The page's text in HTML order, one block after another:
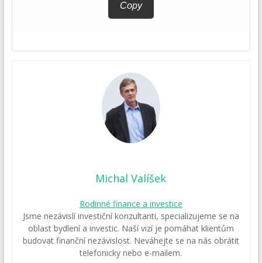
Copy
Michal Valíšek
Rodinné finance a investice
Jsme nezávislí investiční konzultanti, specializujeme se na
oblast bydlení a investic. Naší vizí je pomáhat klientům
budovat finanční nezávislost. Neváhejte se na nás obrátit
telefonicky nebo e-mailem.